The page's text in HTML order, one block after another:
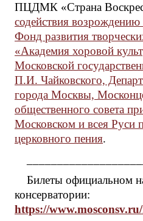
ПЦДМК «Страна
содействия
Фонд развития
«Академия хоровой
Московской
П.И. Чайковского,
города Москвы,
общественного совета
Московском и всея Руси
церковного пения.
Билеты официальном
консерватории:
https://